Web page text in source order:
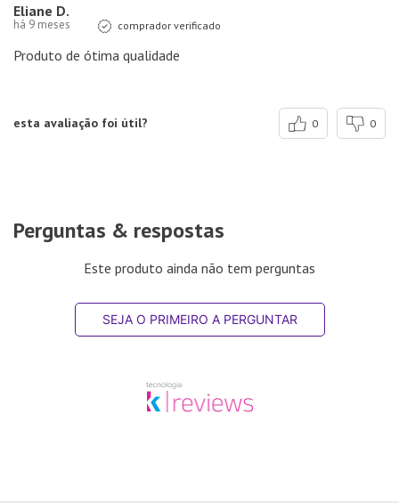
Eliane D.
há 9 meses comprador verificado
Produto de ótima qualidade
esta avaliação foi útil? 0 0
Perguntas & respostas
Este produto ainda não tem perguntas
SEJA O PRIMEIRO A PERGUNTAR